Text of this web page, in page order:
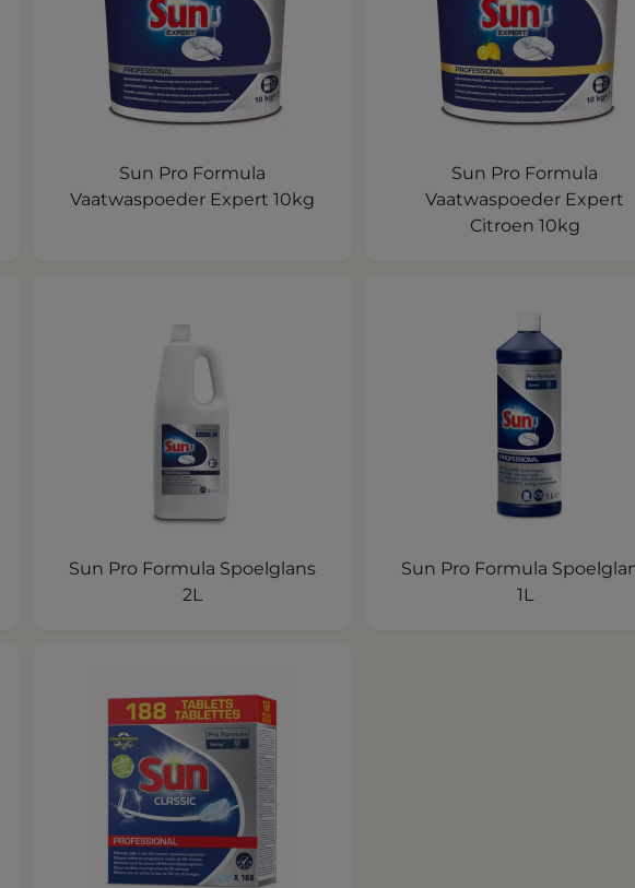
Sun Pro Formula
Vaatwaspoeder Expert 10kg
Sun Pro Formula
Vaatwaspoeder Expert
Citroen 10kg
Sun Pro Formula Spoelglans
2L
Sun Pro Formula
1L